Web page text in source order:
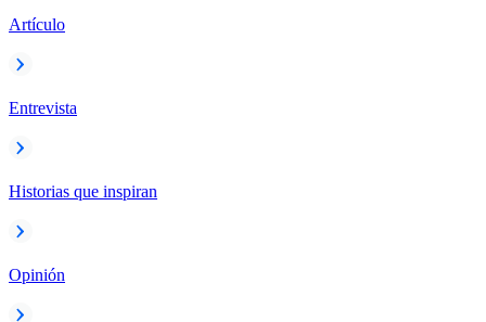
Artículo
Entrevista
Historias que inspiran
Opinión